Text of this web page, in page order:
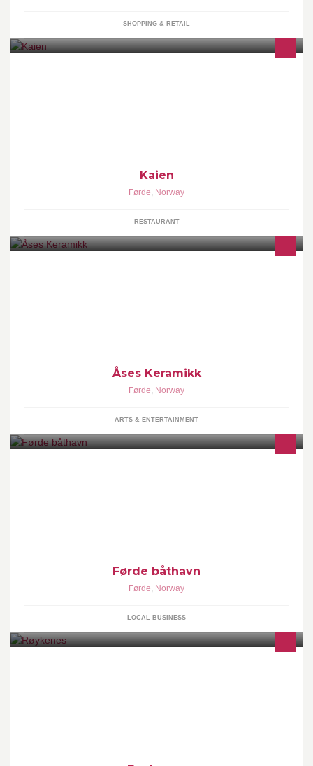
SHOPPING & RETAIL
Kaien
Førde, Norway
RESTAURANT
Åses Keramikk
Førde, Norway
ARTS & ENTERTAINMENT
Førde båthavn
Førde, Norway
LOCAL BUSINESS